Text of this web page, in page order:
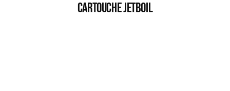
CARTOUCHE JETBOIL